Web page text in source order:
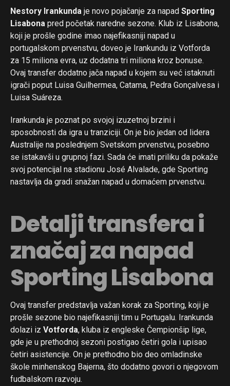
Nestory Irankunda je novo pojačanje za napad Sporting
Lisabona pred početak naredne sezone. Klub iz Lisabona,
koji je prošle godine imao najefikasniji napad u
portugalskom prvenstvu, doveo je Irankundu iz Votforda
za 15 miliona evra, uz dodatna tri miliona kroz bonuse.
Ovaj transfer dodatno jača napad u kojem su već istaknuti
igrači poput Luisa Guilhermea, Catama, Pedra Gonçalvesa i
Luisa Suáreza.
Irankunda je poznat po svojoj izuzetnoj brzini i
sposobnosti da igra u tranziciji. On je bio jedan od lidera
Australije na poslednjem Svetskom prvenstvu, posebno
se istakavši u grupnoj fazi. Sada će imati priliku da pokaže
svoj potencijal na stadionu José Alvalade, gde Sporting
nastavlja da gradi snažan napad u domaćem prvenstvu.
Detalji transfera i
značaj za napad
Sporting Lisabona
Ovaj transfer predstavlja važan korak za Sporting, koji je
prošle sezone bio najefikasniji tim u Portugalu. Irankunda
dolazi iz Votforda, kluba iz engleske Čempionšip lige,
gde je u prethodnoj sezoni postigao četiri gola i upisao
četiri asistencije. On je prethodno bio deo omladinske
škole minhenskog Bajerna, što dodatno govori o njegovom
fudbalskom razvoju.